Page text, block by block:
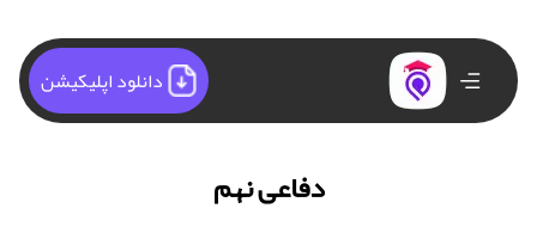
دانلود اپلیکیشن
دفاعی نهم